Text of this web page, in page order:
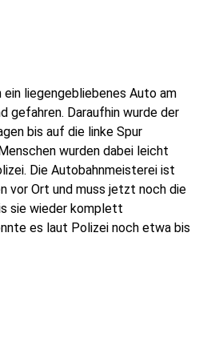
ein liegengebliebenes Auto am
gefahren. Daraufhin wurde der
bis auf die linke Spur
wurden dabei leicht
Die Autobahnmeisterei ist
vor Ort und muss jetzt noch die
sie wieder komplett
es laut Polizei noch etwa bis